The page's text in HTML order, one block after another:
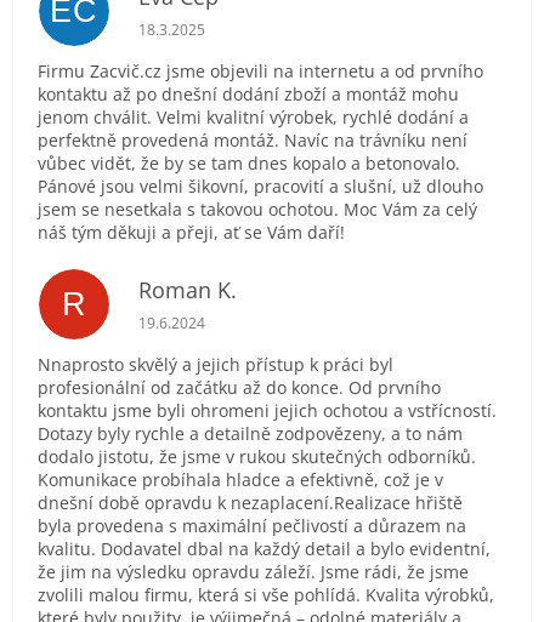
EČ Hodnocení obchodu je 5 z 5 hvězdiček.
18.3.2025
Firmu Zacvič.cz jsme objevili na internetu a od prvního
kontaktu až po dnešní dodání zboží a montáž mohu
jenom chválit. Velmi kvalitní výrobek, rychlé dodání a
perfektně provedená montáž. Navíc na trávníku není
vůbec vidět, že by se tam dnes kopalo a betonovalo.
Pánové jsou velmi šikovní, pracovití a slušní, už dlouho
jsem se nesetkala s takovou ochotou. Moc Vám za celý
náš tým děkuji a přeji, ať se Vám daří!
R Roman K.
Hodnocení obchodu je 5 z 5 hvězdiček.
19.6.2024
Nnaprosto skvělý a jejich přístup k práci byl
profesionální od začátku až do konce. Od prvního
kontaktu jsme byli ohromeni jejich ochotou a vstřícností.
Dotazy byly rychle a detailně zodpovězeny, a to nám
dodalo jistotu, že jsme v rukou skutečných odborníků.
Komunikace probíhala hladce a efektivně, což je v
dnešní době opravdu k nezaplacení.Realizace hřiště
byla provedena s maximální pečlivostí a důrazem na
kvalitu. Dodavatel dbal na každý detail a bylo evidentní,
že jim na výsledku opravdu záleží. Jsme rádi, že jsme
zvolili malou firmu, která si vše pohlídá. Kvalita výrobků,